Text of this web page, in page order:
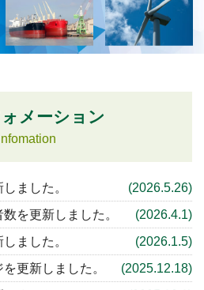
メーション
ました。
(2026.5.26)
数を更新しました。
(2026.4.1)
ました。
(2026.1.5)
を更新しました。
(2025.12.18)